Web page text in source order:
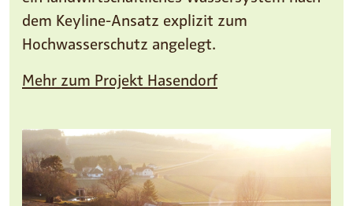
dem Keyline-Ansatz explizit zum
Hochwasserschutz angelegt.
Mehr zum Projekt Hasendorf